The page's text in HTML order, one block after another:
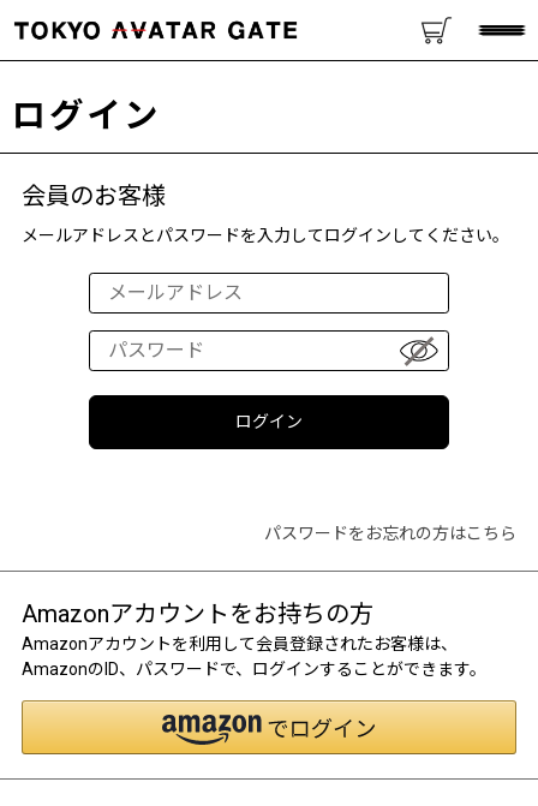
ログイン
会員のお客様
メールアドレスとパスワードを入力してログインしてください。
パスワードをお忘れの方はこちら
Amazonアカウントをお持ちの方
Amazonアカウントを利用して会員登録されたお客様は、
AmazonのID、パスワードで、ログインすることができます。